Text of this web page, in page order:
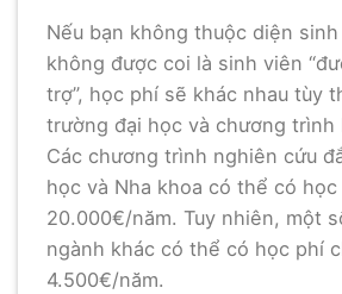
Nếu bạn không thuộc diện
không được coi là sinh viên
trợ”, học phí sẽ khác nhau tùy
trường đại học và chương trình
Các chương trình nghiên cứu
học và Nha khoa có thể có
20.000€/năm. Tuy nhiên, một
ngành khác có thể có học phí
4.500€/năm.